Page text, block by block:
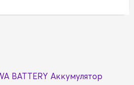
BATTERY Аккумулятор